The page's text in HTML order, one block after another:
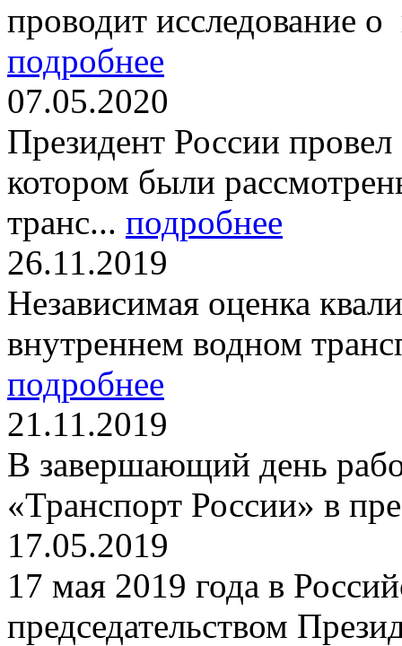
проводит исследование
подробнее
07.05.2020
Президент России
котором были
транс... подробнее
26.11.2019
Независимая оценка
внутреннем водном
подробнее
21.11.2019
В завершающий день
«Транспорт России» в
17.05.2019
17 мая 2019 года в
председательством